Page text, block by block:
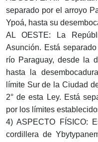
separado por el arroyo
Ypoá, hasta su
AL OESTE: La
Asunción. Está
río Paraguay, desde la
hasta la
límite Sur de la Ciudad
2° de esta Ley. Está
por los límites
4) ASPECTO FÍSICO:
cordillera de